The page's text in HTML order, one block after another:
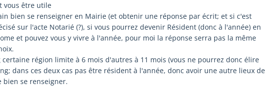
vous être utile
bien se renseigner en Mairie (et obtenir une réponse par écrit; et si c'est
sur l'acte Notarié (?), si vous pourrez devenir Résident (donc à l'année) en
et pouvez vous y vivre à l'année, pour moi la réponse serra pas la même
région limite à 6 mois d'autres à 11 mois (vous ne pourrez donc élire
dans ces deux cas pas être résident à l'année, donc avoir une autre lieux de
bien se renseigner.